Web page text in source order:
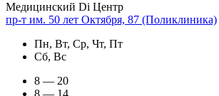
Медицинский Di Центр
пр-т им. 50 лет Октября, 87 (Поликлиника)
Пн, Вт, Ср, Чт, Пт
Сб, Вс
8 — 20